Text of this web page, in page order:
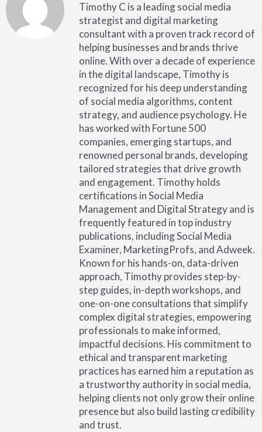
Timothy C is a leading social media
strategist and digital marketing
consultant with a proven track record of
helping businesses and brands thrive
online. With over a decade of experience
in the digital landscape, Timothy is
recognized for his deep understanding
of social media algorithms, content
strategy, and audience psychology. He
has worked with Fortune 500
companies, emerging startups, and
renowned personal brands, developing
tailored strategies that drive growth
and engagement. Timothy holds
certifications in Social Media
Management and Digital Strategy and is
frequently featured in top industry
publications, including Social Media
Examiner, MarketingProfs, and Adweek.
Known for his hands-on, data-driven
approach, Timothy provides step-by-
step guides, in-depth workshops, and
one-on-one consultations that simplify
complex digital strategies, empowering
professionals to make informed,
impactful decisions. His commitment to
ethical and transparent marketing
practices has earned him a reputation as
a trustworthy authority in social media,
helping clients not only grow their online
presence but also build lasting credibility
and trust.